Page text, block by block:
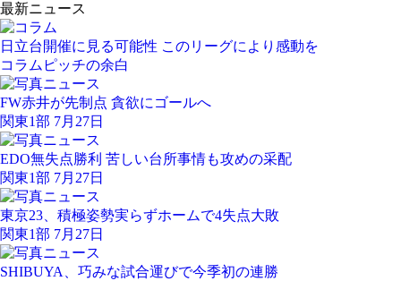
最新ニュース
日立台開催に見る可能性 このリーグにより感動を
コラム ピッチの余白
FW赤井が先制点 貪欲にゴールへ
関東1部 7月27日
EDO無失点勝利 苦しい台所事情も攻めの采配
関東1部 7月27日
東京23、積極姿勢実らずホームで4失点大敗
関東1部 7月27日
SHIBUYA、巧みな試合運びで今季初の連勝